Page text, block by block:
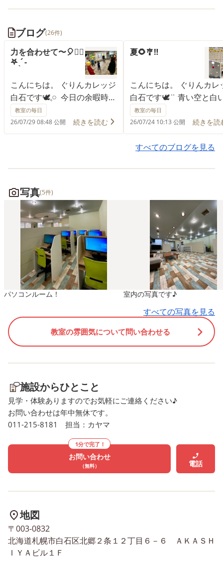
ブログ(26件)
力を合わせて〜🎈✊🏻
𖤐 ̖´-
こんにちは。 ぐりんカレッジ
白石です🕊𓈒𓏸︎︎︎︎ 今日の余暇時間
は？ 今、テレビでも熱い バ
レーに挑戦‼️ といっても🎈風
船バレー😆 風船の特性を活
間がいるよー！ イェー
イ.ᐟ.ᐟ⭐️ ポイントが決まると
チームで盛り上がり笑顔にな
れた時間 気持ちの良い汗を
かいたね⭐️𓂃꙳⋆😊 《見学✨
問い合わせ》 ☏011-215-
8181 担当 カヤマ
教室の毎日
26/07/29 08:48 公開 続きを読む
夏🌻🎐‼️
こんにちは。 ぐりんカレ
白石です🕊 ͗ ͗ 青い空と白
暑い日が続いていますね
夏の工作「ペットボトル
🎐作り」 完成目指して〜
̖´-‼️ 切って、貼って、穴
先を使って巧緻性アップ
鈴🎐 エアコンの風に揺
短冊が 涼しさを伝えてく
います🌀🍃 職員の自信作
〰︎𓈒𓏸 ひまわりの花も 笑
ワーをくれますね🌻🌻 さ
あ、いよいよ明日から夏
ましょう(*˘︶˘*).｡.: 《
✨お問い合わせ》 ☏011-
8181 担当 カヤマ
教室の毎日
26/07/24 10:13 公開 続きを読
すべてのブログを見る
写真(5件)
パソコンルーム！ 室内の写真です♪
すべての写真を見る
教室の雰囲気について問い合わせる
施設からひとこと
見学・体験ありますのでお気軽にご連絡ください♪
お問い合わせは年中無休です。
011-215-8181 担当：カヤマ
1分で完了！
お問い合わせ
（無料） 電話
地図
〒003-0832
北海道札幌市白石区北郷２条１２丁目６－６ ＡＫＡＳＨ
ＩＹＡビル１Ｆ